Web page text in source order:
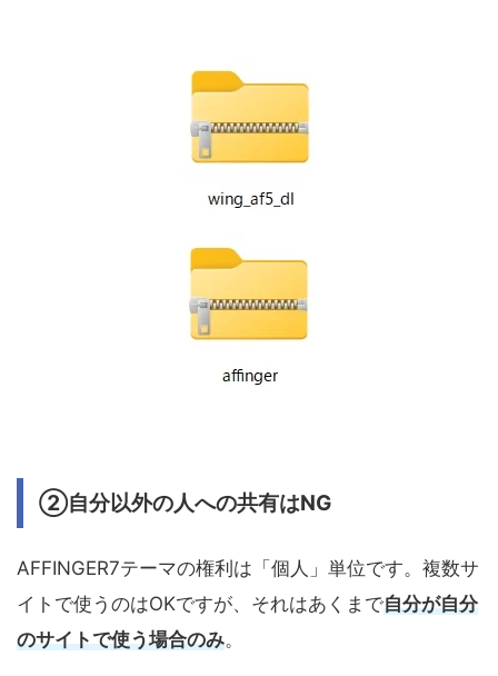
②自分以外の人への共有はNG
AFFINGER7テーマの権利は「個人」単位です。複数サ
イトで使うのはOKですが、それはあくまで自分が自分
のサイトで使う場合のみ。